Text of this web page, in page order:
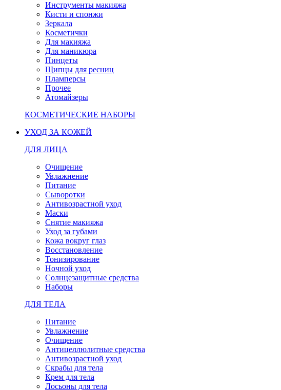
Инструменты макияжа
Кисти и спонжи
Зеркала
Косметички
Для макияжа
Для маникюра
Пинцеты
Щипцы для ресниц
Пламперсы
Прочее
Атомайзеры
КОСМЕТИЧЕСКИЕ НАБОРЫ
УХОД ЗА КОЖЕЙ
ДЛЯ ЛИЦА
Очищение
Увлажнение
Питание
Сыворотки
Антивозрастной уход
Маски
Снятие макияжа
Уход за губами
Кожа вокруг глаз
Восстановление
Тонизирование
Ночной уход
Солнцезащитные средства
Наборы
ДЛЯ ТЕЛА
Питание
Увлажнение
Очищение
Антицеллюлитные средства
Антивозрастной уход
Скрабы для тела
Крем для тела
Лосьоны для тела